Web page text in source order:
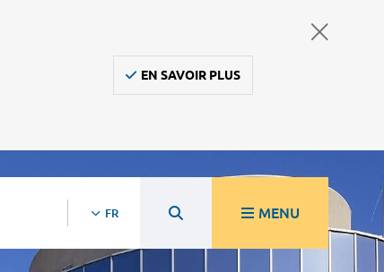
EN SAVOIR PLUS
FR MENU